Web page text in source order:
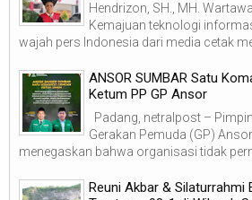
Hendrizon, SH., MH.
Kemajuan teknologi
wajah pers Indonesia dari media cetak
ANSOR SUMBAR Satu
Ketum PP GP Ansor
Padang, netralpost –
Gerakan Pemuda (GP)
menegaskan bahwa organisasi tidak
Reuni Akbar & Silaturrahmi